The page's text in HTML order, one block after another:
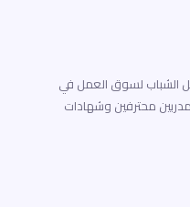
الشباب لسوق العمل في
محترفين وشهادات